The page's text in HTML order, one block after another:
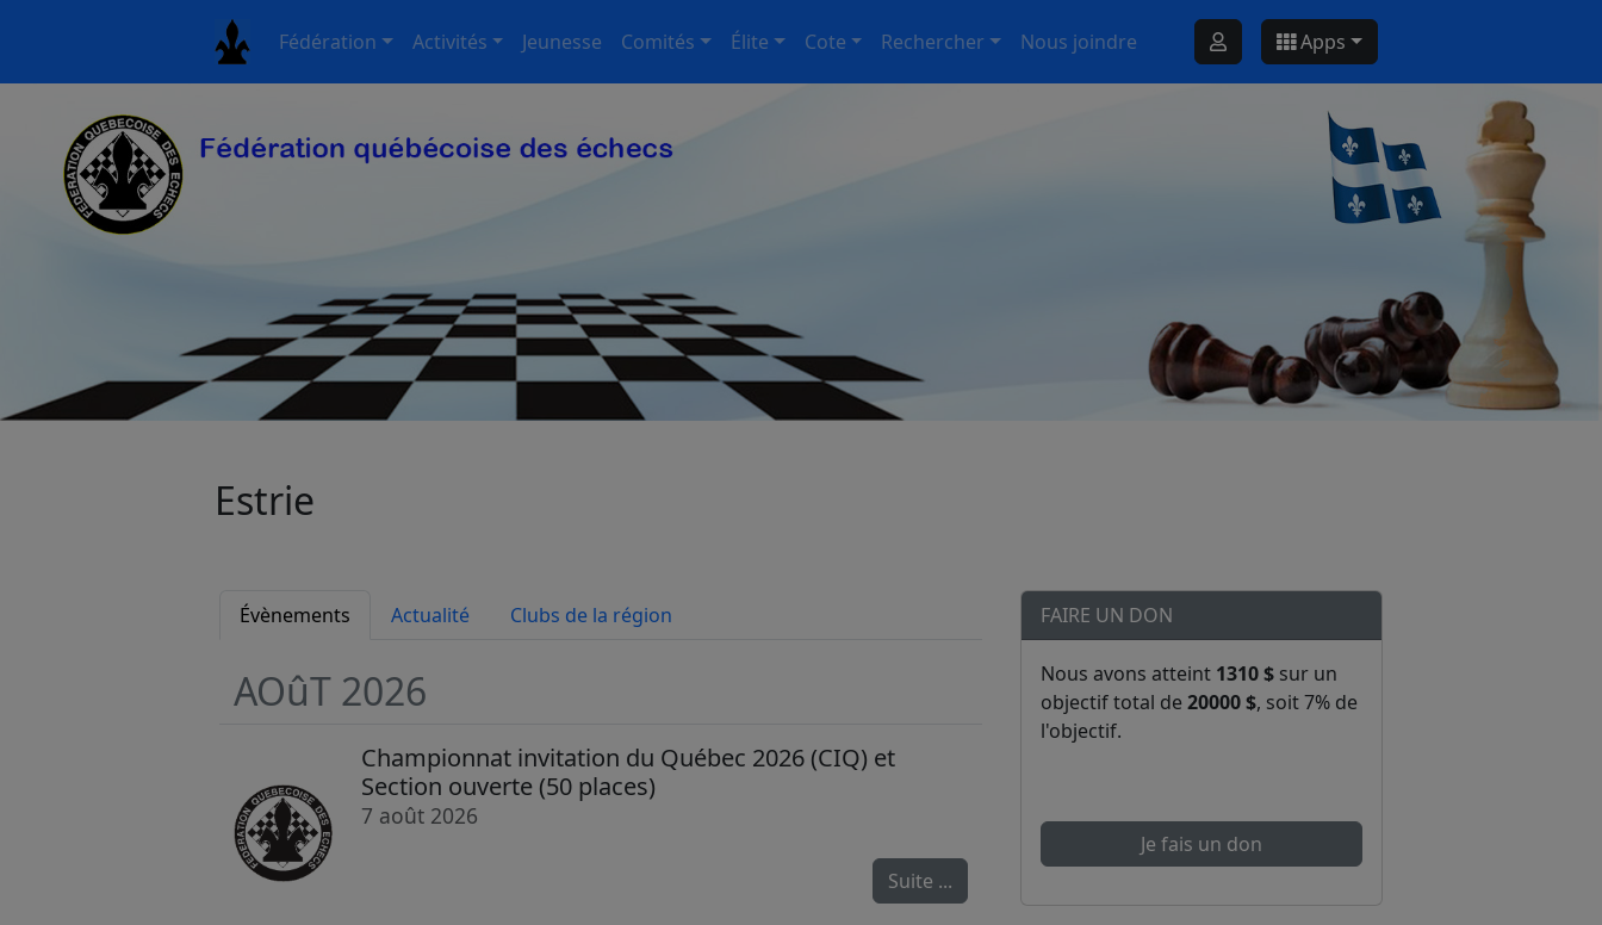
Fédération Activités Jeunesse Comités Élite Cote Rechercher Nous joindre Apps
Estrie
Évènements Actualité Clubs de la région
AOûT 2026
Championnat invitation du Québec 2026 (CIQ) et
Section ouverte (50 places)
7 août 2026
Suite ...
FAIRE UN DON
Nous avons atteint 1310 $ sur un
objectif total de 20000 $, soit 7% de
l'objectif.
Je fais un don